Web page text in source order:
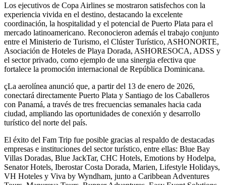
Los ejecutivos de Copa Airlines se mostraron satisfechos con la
experiencia vivida en el destino, destacando la excelente
coordinación, la hospitalidad y el potencial de Puerto Plata para el
mercado latinoamericano. Reconocieron además el trabajo conjunto
entre el Ministerio de Turismo, el Clúster Turístico, ASHONORTE,
Asociación de Hoteles de Playa Dorada, ASHORESOCA, ADSS y
el sector privado, como ejemplo de una sinergia efectiva que
fortalece la promoción internacional de República Dominicana.
çLa aerolínea anunció que, a partir del 13 de enero de 2026,
conectará directamente Puerto Plata y Santiago de los Caballeros
con Panamá, a través de tres frecuencias semanales hacia cada
ciudad, ampliando las oportunidades de conexión y desarrollo
turístico del norte del país.
El éxito del Fam Trip fue posible gracias al respaldo de destacadas
empresas e instituciones del sector turístico, entre ellas: Blue Bay
Villas Doradas, Blue JackTar, CHC Hotels, Emotions by Hodelpa,
Senator Hotels, Iberostar Costa Dorada, Marien, Lifestyle Holidays,
VH Hoteles y Viva by Wyndham, junto a Caribbean Adventures